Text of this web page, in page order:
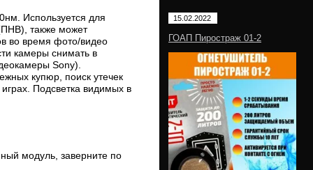
Используется для
также может
во время фото/видео
камеры снимать в
Sony).
купюр, поиск утечек
Подсветка видимых в
модуль, заверните по
15.02.2022
ГОАП Пиростраж 01-2